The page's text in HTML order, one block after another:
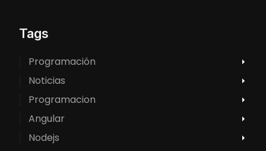
Tags
Programación
Noticias
Programacion
Angular
Nodejs